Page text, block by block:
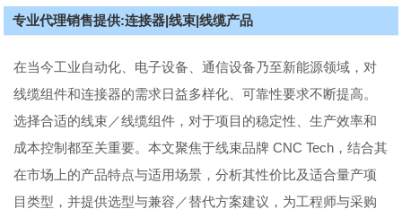
专业代理销售提供:连接器|线束|线缆产品
在当今工业自动化、电子设备、通信设备乃至新能源领域，对
线缆组件和连接器的需求日益多样化、可靠性要求不断提高。
选择合适的线束／线缆组件，对于项目的稳定性、生产效率和
成本控制都至关重要。本文聚焦于线束品牌 CNC Tech，结合其
在市场上的产品特点与适用场景，分析其性价比及适合量产项
目类型，并提供选型与兼容／替代方案建议，为工程师与采购